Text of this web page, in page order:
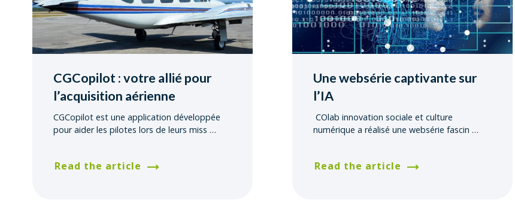
CGCopilot : votre allié pour
l’acquisition aérienne
CGCopilot est une application développée
pour aider les pilotes lors de leurs miss …
Read the article
Une websérie captivante sur
l’IA
COlab innovation sociale et culture
numérique a réalisé une websérie fascin …
Read the article